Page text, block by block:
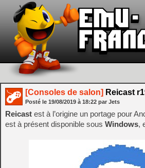
[Consoles de salon] Reicast
Posté le 19/08/2019 à 18:22 par Jets
Reicast est à l’origine un portage pour
est à présent disponible sous Windows,